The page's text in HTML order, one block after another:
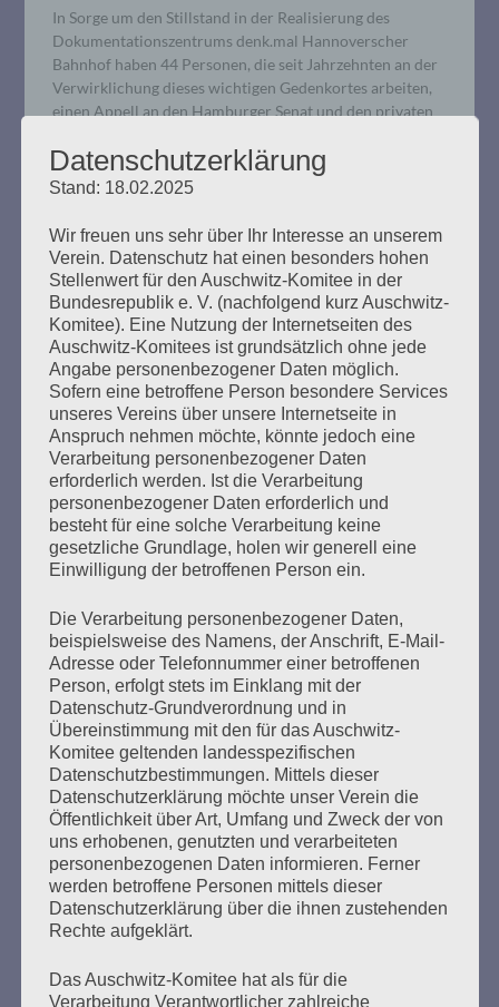
In Sorge um den Stillstand in der Realisierung des
Dokumentationszentrums denk.mal Hannoverscher
Bahnhof haben 44 Personen, die seit Jahrzehnten an der
Verwirklichung dieses wichtigen Gedenkortes arbeiten,
einen Appell an den Hamburger Senat und den privaten
GEGEN DAS VERGESSEN: Das
Unbehagen an der
Erinnerungskultur. Die
Ausgegrenzten und die
Unerwünschten.
Erstellt am13. Januar 2026
Seit 39 Jahren lädt das Auschwitz-Komitee im Januar zu
Konzentrations- und Vernichtungslagers Auschwitz zu
erinnern.
Seitennummerierung
der
Beiträge
1 Weiter
Um den Antisemitismus zu stoppen, müssen wir
Datenschutzerklärung
Stand: 18.02.2025
Wir freuen uns sehr über Ihr Interesse an unserem
Verein. Datenschutz hat einen besonders hohen
Stellenwert für den Auschwitz-Komitee in der
Bundesrepublik e. V. (nachfolgend kurz Auschwitz-
Komitee). Eine Nutzung der Internetseiten des
Auschwitz-Komitees ist grundsätzlich ohne jede
Angabe personenbezogener Daten möglich.
Sofern eine betroffene Person besondere Services
unseres Vereins über unsere Internetseite in
Anspruch nehmen möchte, könnte jedoch eine
Verarbeitung personenbezogener Daten
erforderlich werden. Ist die Verarbeitung
personenbezogener Daten erforderlich und
besteht für eine solche Verarbeitung keine
gesetzliche Grundlage, holen wir generell eine
Einwilligung der betroffenen Person ein.
Die Verarbeitung personenbezogener Daten,
beispielsweise des Namens, der Anschrift, E-Mail-
Adresse oder Telefonnummer einer betroffenen
Person, erfolgt stets im Einklang mit der
Datenschutz-Grundverordnung und in
Übereinstimmung mit den für das Auschwitz-
Komitee geltenden landesspezifischen
Datenschutzbestimmungen. Mittels dieser
Datenschutzerklärung möchte unser Verein die
Öffentlichkeit über Art, Umfang und Zweck der von
uns erhobenen, genutzten und verarbeiteten
personenbezogenen Daten informieren. Ferner
werden betroffene Personen mittels dieser
Datenschutzerklärung über die ihnen zustehenden
Rechte aufgeklärt.
Das Auschwitz-Komitee hat als für die
Verarbeitung Verantwortlicher zahlreiche